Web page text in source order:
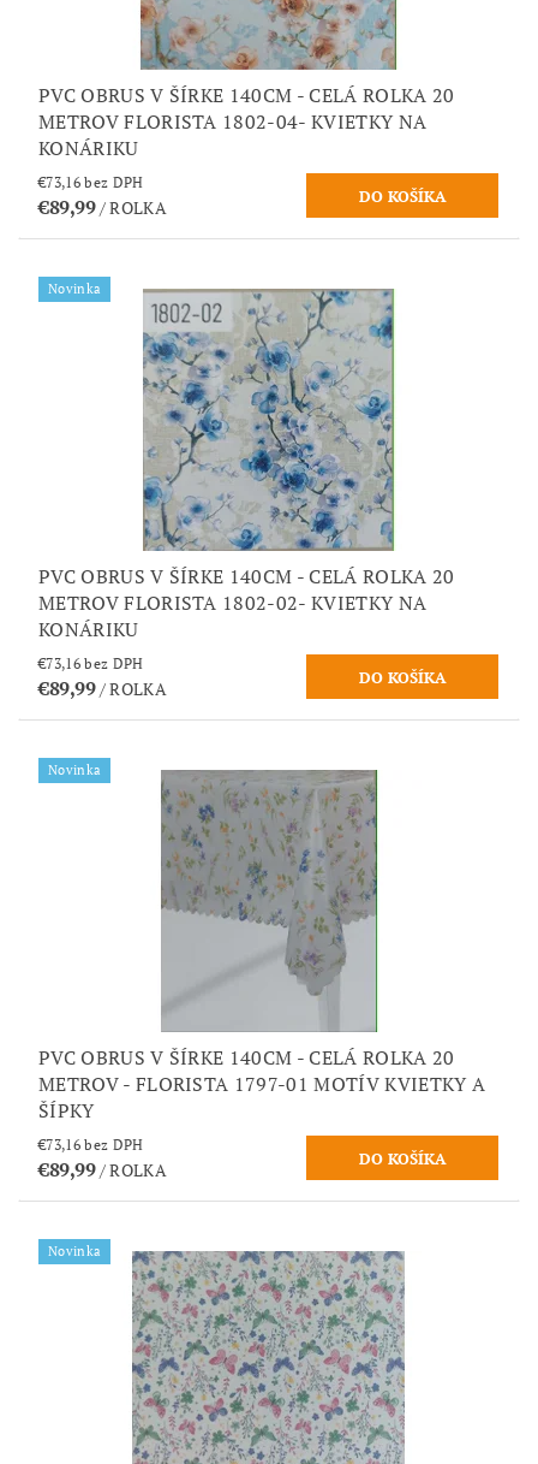
PVC OBRUS V ŠÍRKE 140CM - CELÁ ROLKA 20
METROV FLORISTA 1802-04- KVIETKY NA
KONÁRIKU
€73,16 bez DPH
€89,99/ ROLKA
Novinka
PVC OBRUS V ŠÍRKE 140CM - CELÁ ROLKA 20
METROV FLORISTA 1802-02- KVIETKY NA
KONÁRIKU
€73,16 bez DPH
€89,99/ ROLKA
Novinka
PVC OBRUS V ŠÍRKE 140CM - CELÁ ROLKA 20
METROV - FLORISTA 1797-01 MOTÍV KVIETKY A
ŠÍPKY
€73,16 bez DPH
€89,99/ ROLKA
Novinka